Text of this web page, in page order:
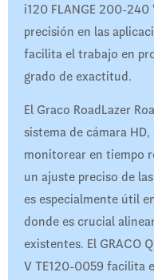
i120 FLANGE 200-
precisión en las
facilita el trabajo en
grado de exactitud.
El Graco RoadLazer
sistema de cámara
monitorear en tiempo
un ajuste preciso de
es especialmente útil
donde es crucial
existentes. El GRACO
V TE120-0059 facilita